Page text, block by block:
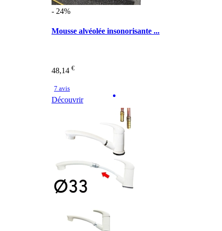
- 24%
Mousse alvéolée insonorisante ...
48,14 €
7 avis
Découvrir